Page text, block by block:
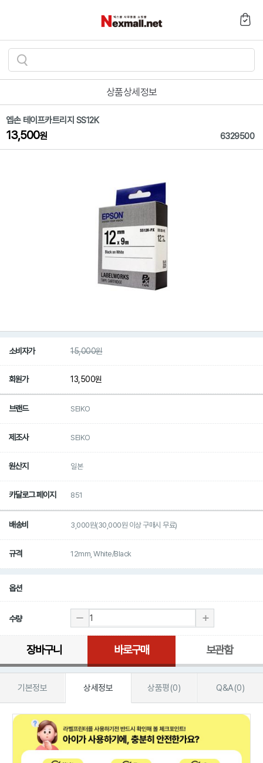
검
색
기
상품상세정보
엡손 테이프카트리지 SS12K
13,500원 6329500
소비자가 15,000원
회원가 13,500원
브랜드 SEIKO
제조사 SEIKO
원산지 일본
카달로그 페이지 851
배송비 3,000원(30,000원 이상 구매시 무료)
규격 12mm, White/Black
옵션
수량
장바구니 바로구매 보관함
기본정보 상세정보 상품평(0) Q&A(0)